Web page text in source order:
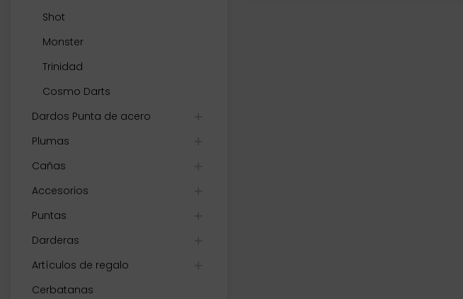
Shot
Monster
Trinidad
Cosmo Darts
Dardos Punta de acero
Plumas
Cañas
Accesorios
Puntas
Darderas
Artículos de regalo
Cerbatanas